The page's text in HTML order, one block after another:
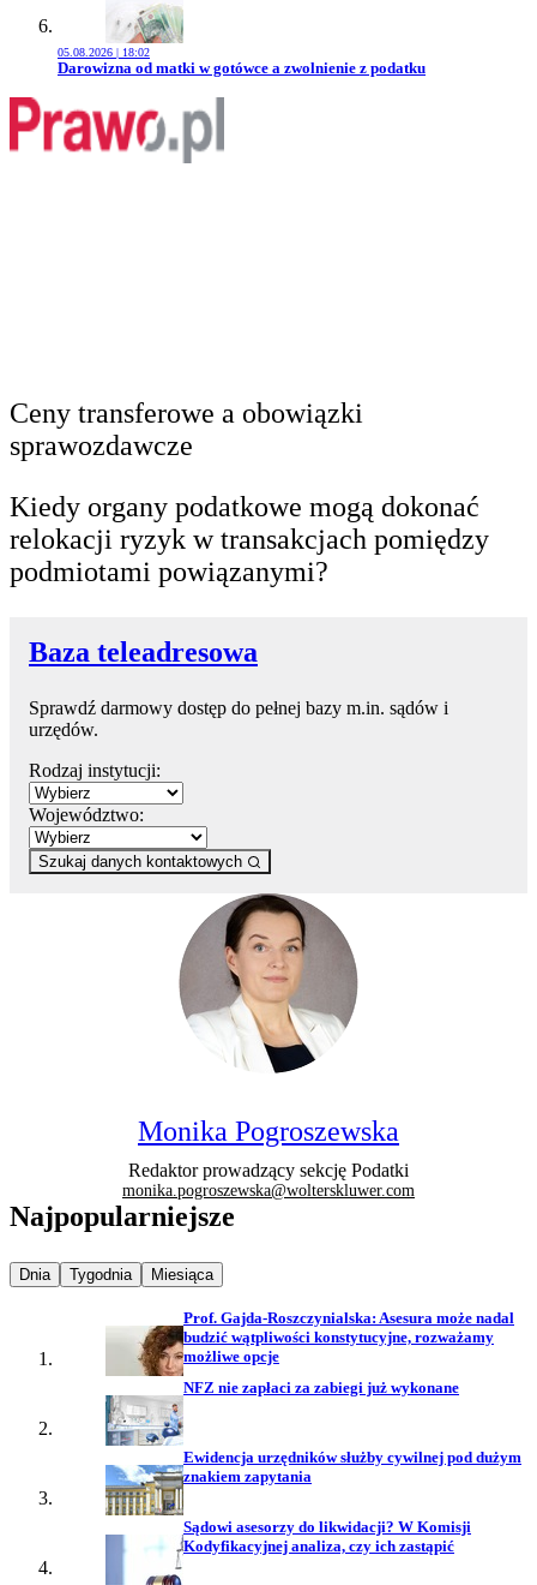
05.08.2026 | 18:02
Przejdź do artykułu:
Darowizna od matki w gotówce a zwolnienie z podatku
Ceny transferowe a obowiązki
sprawozdawcze
Kiedy organy podatkowe mogą dokonać
relokacji ryzyk w transakcjach pomiędzy
podmiotami powiązanymi?
Baza teleadresowa
Sprawdź darmowy dostęp do pełnej bazy m.in. sądów i
urzędów.
Rodzaj instytucji:
Województwo:
Szukaj danych kontaktowych
Monika Pogroszewska
Redaktor prowadzący sekcję Podatki
monika.pogroszewska@wolterskluwer.com
Najpopularniejsze
Najpopularniejsze wiadomości z
Dnia Najpopularniejsze wiadomości z
Tygodnia Najpopularniejsze wiadomości z
Miesiąca
Prof. Gajda-Roszczynialska: Asesura może nadal
budzić wątpliwości konstytucyjne, rozważamy
możliwe opcje
NFZ nie zapłaci za zabiegi już wykonane
Ewidencja urzędników służby cywilnej pod dużym
znakiem zapytania
Sądowi asesorzy do likwidacji? W Komisji
Kodyfikacyjnej analiza, czy ich zastąpić